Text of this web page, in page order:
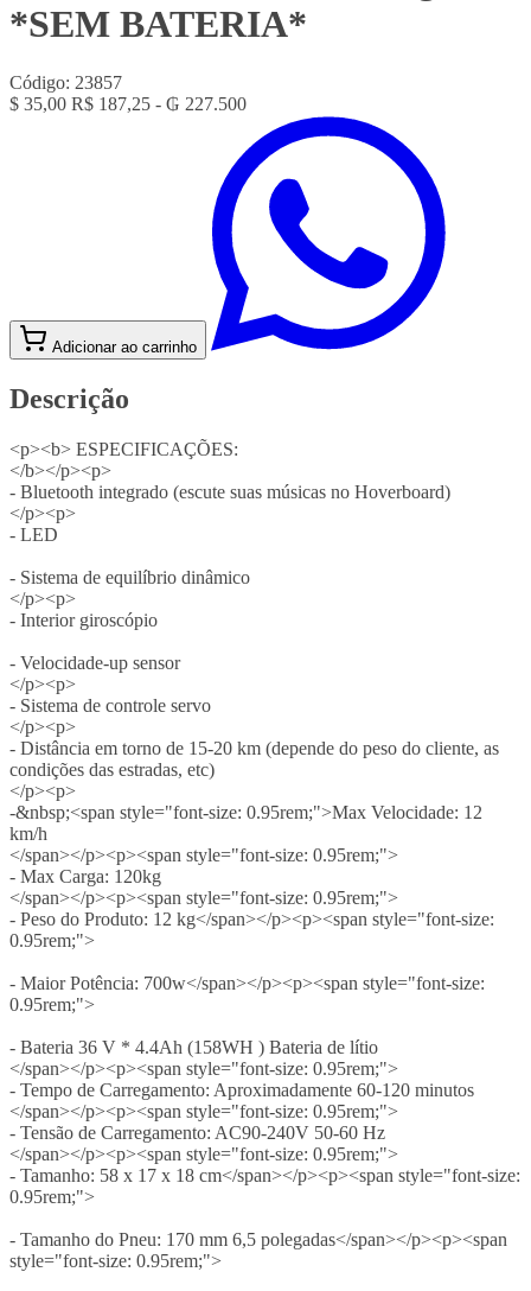
*SEM BATERIA*
Código: 23857
$ 35,00 R$ 187,25 - ₲ 227.500
Adicionar ao carrinho
Descrição
<p><b> ESPECIFICAÇÕES:
</b></p><p>
- Bluetooth integrado (escute suas músicas no Hoverboard)
</p><p>
- LED
- Sistema de equilíbrio dinâmico
</p><p>
- Interior giroscópio
- Velocidade-up sensor
</p><p>
- Sistema de controle servo
</p><p>
- Distância em torno de 15-20 km (depende do peso do cliente, as
condições das estradas, etc)
</p><p>
-&nbsp;<span style="font-size: 0.95rem;">Max Velocidade: 12
km/h
</span></p><p><span style="font-size: 0.95rem;">
- Max Carga: 120kg
</span></p><p><span style="font-size: 0.95rem;">
- Peso do Produto: 12 kg</span></p><p><span style="font-size:
0.95rem;">
- Maior Potência: 700w</span></p><p><span style="font-size:
0.95rem;">
- Bateria 36 V * 4.4Ah (158WH ) Bateria de lítio
</span></p><p><span style="font-size: 0.95rem;">
- Tempo de Carregamento: Aproximadamente 60-120 minutos
</span></p><p><span style="font-size: 0.95rem;">
- Tensão de Carregamento: AC90-240V 50-60 Hz
</span></p><p><span style="font-size: 0.95rem;">
- Tamanho: 58 x 17 x 18 cm</span></p><p><span style="font-size:
0.95rem;">
- Tamanho do Pneu: 170 mm 6,5 polegadas</span></p><p><span
style="font-size: 0.95rem;">